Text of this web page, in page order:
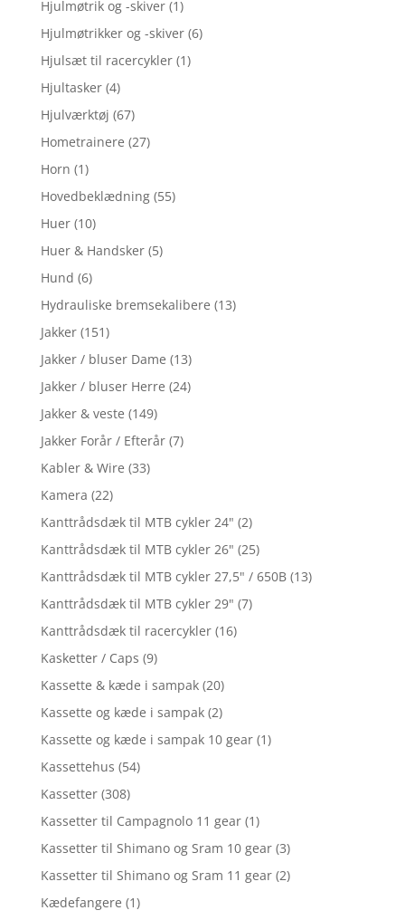
Hjulmøtrik og -skiver (1)
Hjulmøtrikker og -skiver (6)
Hjulsæt til racercykler (1)
Hjultasker (4)
Hjulværktøj (67)
Hometrainere (27)
Horn (1)
Hovedbeklædning (55)
Huer (10)
Huer & Handsker (5)
Hund (6)
Hydrauliske bremsekalibere (13)
Jakker (151)
Jakker / bluser Dame (13)
Jakker / bluser Herre (24)
Jakker & veste (149)
Jakker Forår / Efterår (7)
Kabler & Wire (33)
Kamera (22)
Kanttrådsdæk til MTB cykler 24" (2)
Kanttrådsdæk til MTB cykler 26" (25)
Kanttrådsdæk til MTB cykler 27,5" / 650B (13)
Kanttrådsdæk til MTB cykler 29" (7)
Kanttrådsdæk til racercykler (16)
Kasketter / Caps (9)
Kassette & kæde i sampak (20)
Kassette og kæde i sampak (2)
Kassette og kæde i sampak 10 gear (1)
Kassettehus (54)
Kassetter (308)
Kassetter til Campagnolo 11 gear (1)
Kassetter til Shimano og Sram 10 gear (3)
Kassetter til Shimano og Sram 11 gear (2)
Kædefangere (1)